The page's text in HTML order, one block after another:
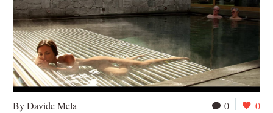
0 0
By Davide Mela